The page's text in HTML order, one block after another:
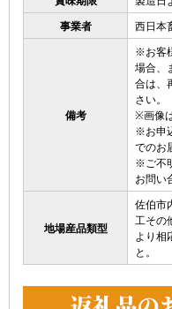
事業者 西日本
備考
※お客
場合、
合は、
さい。
※画像
※お申
でのお
※ご不
お問い
地場産品類型
佐伯市
工その
より相
と。